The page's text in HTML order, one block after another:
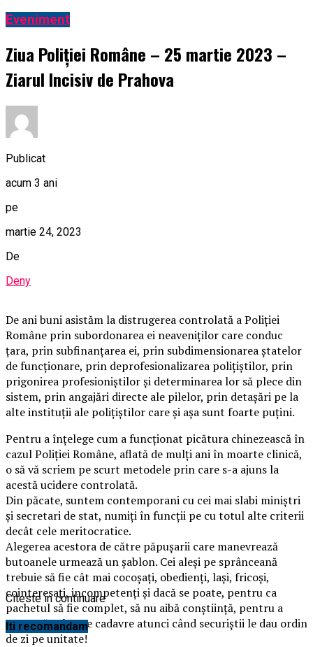
Eveniment
Ziua Poliției Române – 25 martie 2023 –
Ziarul Incisiv de Prahova
Publicat
acum 3 ani
pe
martie 24, 2023
De
Deny
De ani buni asistăm la distrugerea controlată a Poliției
Române prin subordonarea ei neaveniților care conduc
țara, prin subfinanțarea ei, prin subdimensionarea ștatelor
de funcționare, prin deprofesionalizarea polițiștilor, prin
prigonirea profesioniștilor și determinarea lor să plece din
sistem, prin angajări directe ale pilelor, prin detașări pe la
alte instituții ale polițiștilor care și așa sunt foarte puțini.
Pentru a înțelege cum a funcționat picătura chinezească în
cazul Poliției Române, aflată de mulți ani în moarte clinică,
o să vă scriem pe scurt metodele prin care s-a ajuns la
acestă ucidere controlată.
Din păcate, suntem contemporani cu cei mai slabi miniștri
și secretari de stat, numiți în funcții pe cu totul alte criterii
decât cele meritocratice.
Alegerea acestora de către păpușarii care manevrează
butoanele urmează un șablon. Cei aleși pe sprânceană
trebuie să fie cât mai cocoșați, obedienți, lași, fricoși,
cointeresați, incompetenți și dacă se poate, pentru ca
pachetul să fie complet, să nu aibă conștiință, pentru a
putea să calce pe cadavre atunci când securiștii le dau ordin
de zi pe unitate!
Citeste in continuare
Iti recomandam